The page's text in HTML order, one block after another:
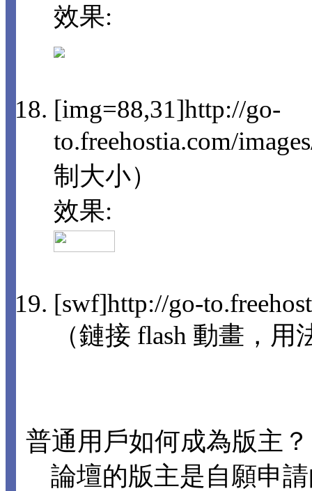
效果:
[img=88,31]http://go-
to.freehostia.com/
制大小）
效果:
[swf]http://go-
（鏈接 flash 動畫，
普通用戶如何成為版主？
論壇的版主是自願申